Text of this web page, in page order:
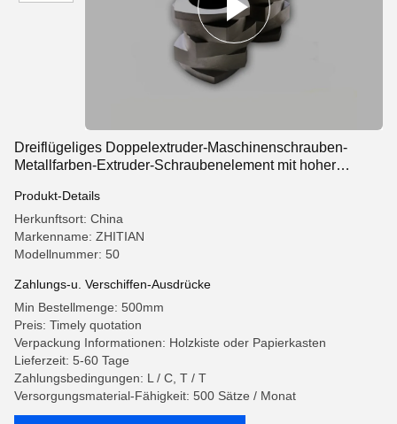
Dreiflügeliges Doppelextruder-Maschinenschrauben-
Metallfarben-Extruder-Schraubenelement mit hoher
Produkt-Details
Herkunftsort: China
Markenname: ZHITIAN
Modellnummer: 50
Zahlungs-u. Verschiffen-Ausdrücke
Min Bestellmenge: 500mm
Preis: Timely quotation
Verpackung Informationen: Holzkiste oder Papierkasten
Lieferzeit: 5-60 Tage
Zahlungsbedingungen: L / C, T / T
Versorgungsmaterial-Fähigkeit: 500 Sätze / Monat